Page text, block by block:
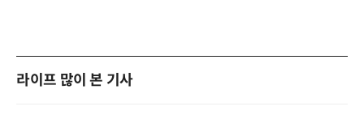
라이프 많이 본 기사